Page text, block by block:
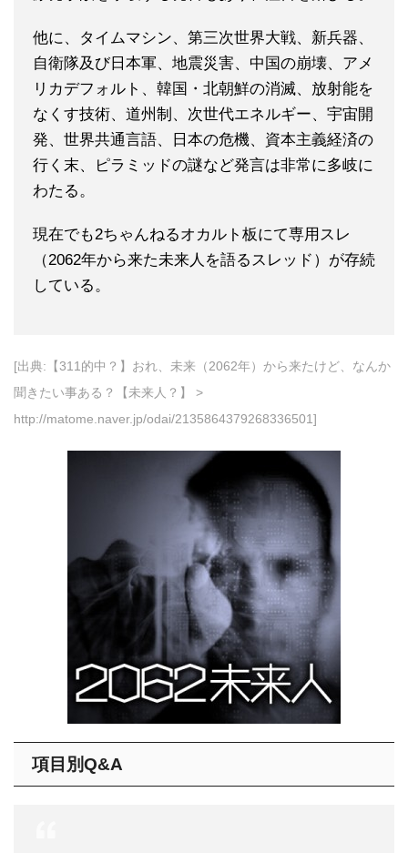
他に、タイムマシン、第三次世界大戦、新兵器、
自衛隊及び日本軍、地震災害、中国の崩壊、アメ
リカデフォルト、韓国・北朝鮮の消滅、放射能を
なくす技術、道州制、次世代エネルギー、宇宙開
発、世界共通言語、日本の危機、資本主義経済の
行く末、ピラミッドの謎など発言は非常に多岐に
わたる。
現在でも2ちゃんねるオカルト板にて専用スレ
（2062年から来た未来人を語るスレッド）が存続
している。
[出典:【311的中？】おれ、未来（2062年）から来たけど、なんか
聞きたい事ある？【未来人？】 >
http://matome.naver.jp/odai/2135864379268336501]
項目別Q&A